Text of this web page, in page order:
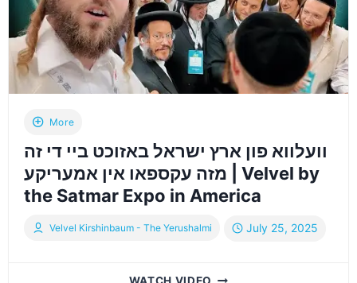
More
וועלווא פון ארץ ישראל באזוכט ביי די זה
מזה עקספאו אין אמעריקע | Velvel by
the Satmar Expo in America
Velvel Kirshinbaum - The Yerushalmi July 25, 2025
וועלווא